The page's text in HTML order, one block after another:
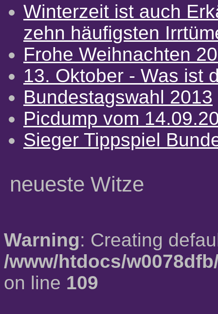
Winterzeit ist auch
zehn häufigsten
Frohe Weihnachten
13. Oktober - Was ist
Bundestagswahl 2013
Picdump vom
Sieger Tippspiel
neueste Witze
Warning: Creating
/www/htdocs/
on line 109